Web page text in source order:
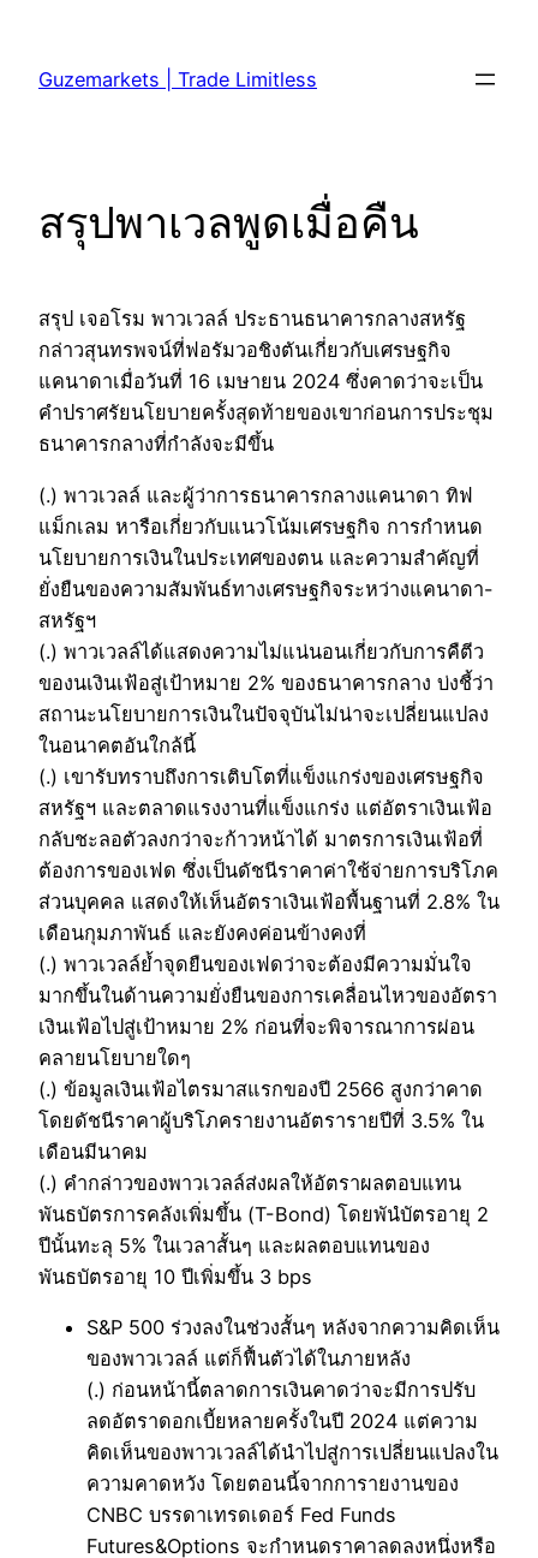
content
Guzemarkets | Trade Limitless
สรุปพาเวลพูดเมื่อคืน
สรุป เจอโรม พาวเวลล์ ประธานธนาคารกลางสหรัฐ
กล่าวสุนทรพจน์ที่ฟอรัมวอชิงตันเกี่ยวกับเศรษฐกิจ
แคนาดาเมื่อวันที่ 16 เมษายน 2024 ซึ่งคาดว่าจะเป็น
คำปราศรัยนโยบายครั้งสุดท้ายของเขาก่อนการประชุม
ธนาคารกลางที่กำลังจะมีขึ้น
(.) พาวเวลล์ และผู้ว่าการธนาคารกลางแคนาดา ทิฟ
แม็กเลม หารือเกี่ยวกับแนวโน้มเศรษฐกิจ การกำหนด
นโยบายการเงินในประเทศของตน และความสำคัญที่
ยั่งยืนของความสัมพันธ์ทางเศรษฐกิจระหว่างแคนาดา-
สหรัฐฯ
(.) พาวเวลล์ได้แสดงความไม่แน่นอนเกี่ยวกับการคืตีว
ของนเงินเฟ้อสู่เป้าหมาย 2% ของธนาคารกลาง บ่งชี้ว่า
สถานะนโยบายการเงินในปัจจุบันไม่น่าจะเปลี่ยนแปลง
ในอนาคตอันใกล้นี้
(.) เขารับทราบถึงการเติบโตที่แข็งแกร่งของเศรษฐกิจ
สหรัฐฯ และตลาดแรงงานที่แข็งแกร่ง แต่อัตราเงินเฟ้อ
กลับชะลอตัวลงกว่าจะก้าวหน้าได้ มาตรการเงินเฟ้อที่
ต้องการของเฟด ซึ่งเป็นดัชนีราคาค่าใช้จ่ายการบริโภค
ส่วนบุคคล แสดงให้เห็นอัตราเงินเฟ้อพื้นฐานที่ 2.8% ใน
เดือนกุมภาพันธ์ และยังคงค่อนข้างคงที่
(.) พาวเวลล์ย้ำจุดยืนของเฟดว่าจะต้องมีความมั่นใจ
มากขึ้นในด้านความยั่งยืนของการเคลื่อนไหวของอัตรา
เงินเฟ้อไปสู่เป้าหมาย 2% ก่อนที่จะพิจารณาการผ่อน
คลายนโยบายใดๆ
(.) ข้อมูลเงินเฟ้อไตรมาสแรกของปี 2566 สูงกว่าคาด
โดยดัชนีราคาผู้บริโภครายงานอัตรารายปีที่ 3.5% ใน
เดือนมีนาคม
(.) คำกล่าวของพาวเวลล์ส่งผลให้อัตราผลตอบแทน
พันธบัตรการคลังเพิ่มขึ้น (T-Bond) โดยพันํบัตรอายุ 2
ปีนั้นทะลุ 5% ในเวลาสั้นๆ และผลตอบแทนของ
พันธบัตรอายุ 10 ปีเพิ่มขึ้น 3 bps
S&P 500 ร่วงลงในช่วงสั้นๆ หลังจากความคิดเห็น
ของพาวเวลล์ แต่ก็ฟื้นตัวได้ในภายหลัง
(.) ก่อนหน้านี้ตลาดการเงินคาดว่าจะมีการปรับ
ลดอัตราดอกเบี้ยหลายครั้งในปี 2024 แต่ความ
คิดเห็นของพาวเวลล์ได้นำไปสู่การเปลี่ยนแปลงใน
ความคาดหวัง โดยตอนนี้จากการายงานของ
CNBC บรรดาเทรดเดอร์ Fed Funds
Futures&Options จะกำหนดราคาลดลงหนึ่งหรือ